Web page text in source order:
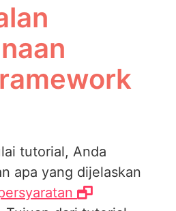
tutorial, Anda
apa yang dijelaskan